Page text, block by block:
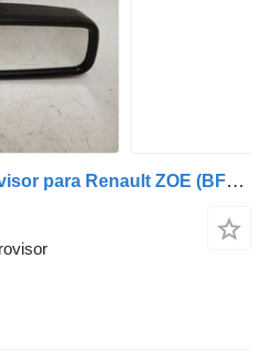
963213712R espejo retrovisor para Renault ZOE (BFM_) | 12 coche